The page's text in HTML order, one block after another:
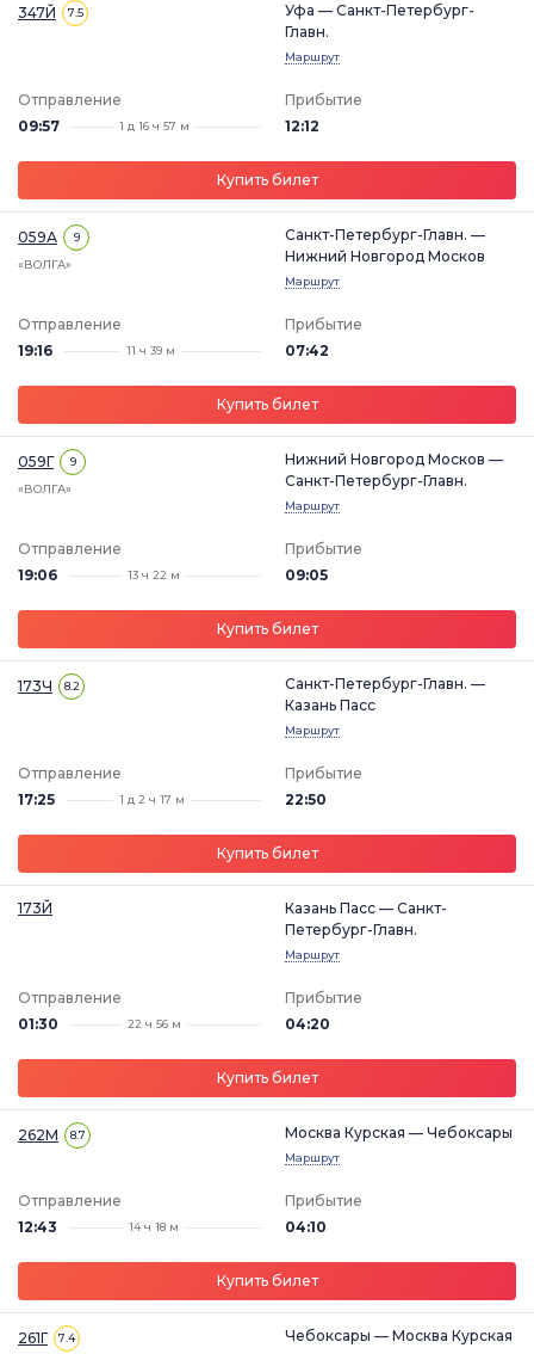
347Й 7.5
Уфа — Санкт-Петербург-
Главн.
Маршрут
Отправление
09:57
1 д 16 ч 57 м
Прибытие
12:12
Купить билет
059А 9
«ВОЛГА»
Санкт-Петербург-Главн. —
Нижний Новгород Москов
Маршрут
Отправление
19:16
11 ч 39 м
Прибытие
07:42
Купить билет
059Г 9
«ВОЛГА»
Нижний Новгород Москов —
Санкт-Петербург-Главн.
Маршрут
Отправление
19:06
13 ч 22 м
Прибытие
09:05
Купить билет
173Ч 8.2
Санкт-Петербург-Главн. —
Казань Пасс
Маршрут
Отправление
17:25
1 д 2 ч 17 м
Прибытие
22:50
Купить билет
173Й
Казань Пасс — Санкт-
Петербург-Главн.
Маршрут
Отправление
01:30
22 ч 56 м
Прибытие
04:20
Купить билет
262М 8.7 Москва Курская — Чебоксары
Маршрут
Отправление
12:43
14 ч 18 м
Прибытие
04:10
Купить билет
261Г 7.4 Чебоксары — Москва Курская